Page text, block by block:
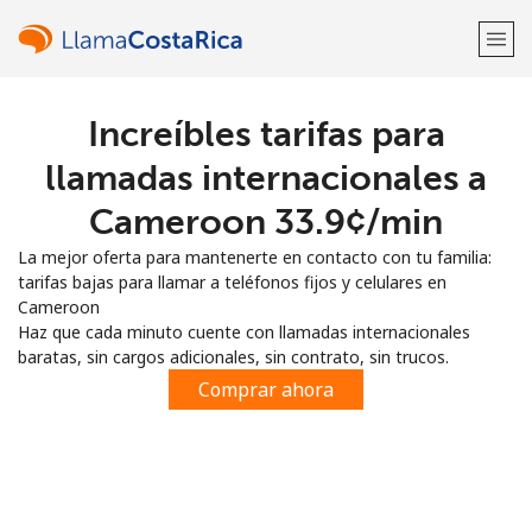
¡Bienvenido!
Regístrate con
o
Increíbles tarifas para
llamadas internacionales a
Cameroon ⁦33.9¢⁩/min
La mejor oferta para mantenerte en contacto con tu familia:
tarifas bajas para llamar a teléfonos fijos y celulares en
Cameroon
Haz que cada minuto cuente con llamadas internacionales
baratas, sin cargos adicionales, sin contrato, sin trucos.
Comprar ahora